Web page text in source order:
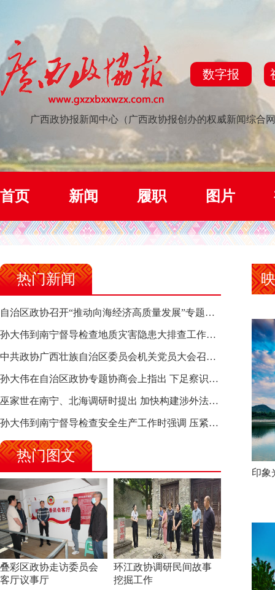
数字报
广西政协报新闻中心（广西政协报创办的权威新闻综合
首页 新闻 履职 图片
热门新闻
自治区政协召开“推动向海经济高质量发展”专题调研座谈会 钱学明出席并讲话
孙大伟到南宁督导检查地质灾害隐患大排查工作时强调 筑牢地质灾害安全防线 全力保障人民群众生命财产安全
中共政协广西壮族自治区委员会机关党员大会召开 选举产生新一届机关党委、机关纪委
孙大伟在自治区政协专题协商会上指出 下足察识谋督之功 恪尽服务大局之责 助推有色金属、关键金属产业高质量发展
巫家世在南宁、北海调研时提出 加快构建涉外法律供给集群 护航向海经济高质量发展
孙大伟到南宁督导检查安全生产工作时强调 压紧压实责任 狠抓隐患整治 坚决筑牢安全生产防线
热门图文
叠彩区政协走访委员会
客厅议事厅
环江政协调研民间故事
挖掘工作
印象